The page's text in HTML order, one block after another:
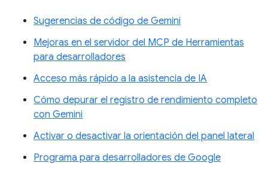
Sugerencias de código de Gemini
Mejoras en el servidor del MCP de Herramientas
para desarrolladores
Acceso más rápido a la asistencia de IA
Cómo depurar el registro de rendimiento completo
con Gemini
Activar o desactivar la orientación del panel lateral
Programa para desarrolladores de Google